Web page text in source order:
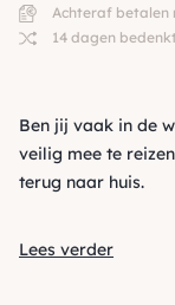
Achteraf betalen
14 dagen
Ben jij vaak in de
veilig mee te
terug naar huis.
Lees verder